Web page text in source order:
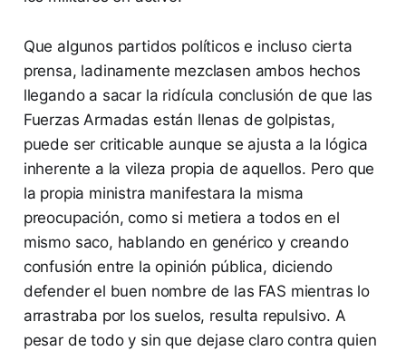
Que algunos partidos políticos e incluso cierta
prensa, ladinamente mezclasen ambos hechos
llegando a sacar la ridícula conclusión de que las
Fuerzas Armadas están llenas de golpistas,
puede ser criticable aunque se ajusta a la lógica
inherente a la vileza propia de aquellos. Pero que
la propia ministra manifestara la misma
preocupación, como si metiera a todos en el
mismo saco, hablando en genérico y creando
confusión entre la opinión pública, diciendo
defender el buen nombre de las FAS mientras lo
arrastraba por los suelos, resulta repulsivo. A
pesar de todo y sin que dejase claro contra quien